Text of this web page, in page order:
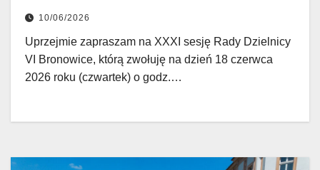
10/06/2026
Uprzejmie zapraszam na XXXI sesję Rady Dzielnicy
VI Bronowice, którą zwołuję na dzień 18 czerwca
2026 roku (czwartek) o godz.…